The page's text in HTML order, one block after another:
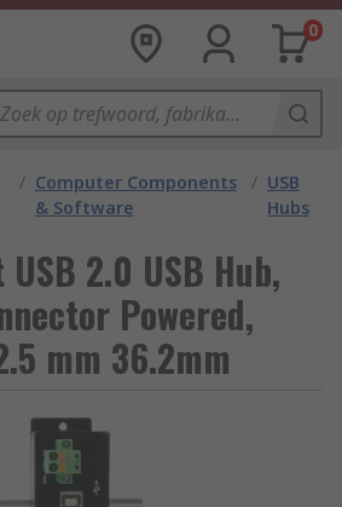
0
/ Computer Components
& Software
/ USB
Hubs
2.0 USB Hub,
Powered,
mm 36.2mm